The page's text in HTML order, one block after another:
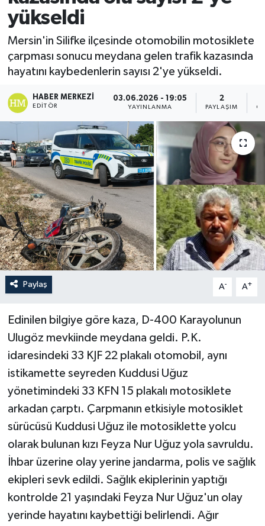
yükseldi
Mersin'in Silifke ilçesinde otomobilin motosiklete
çarpması sonucu meydana gelen trafik kazasında
hayatını kaybedenlerin sayısı 2'ye yükseldi.
HABER MERKEZI
EDITÖR
03.06.2026 - 19:05
YAYINLANMA
2
PAYLAŞIM
Paylaş A- A+
Edinilen bilgiye göre kaza, D-400 Karayolunun
Ulugöz mevkiinde meydana geldi. P.K.
idaresindeki 33 KJF 22 plakalı otomobil, aynı
istikamette seyreden Kuddusi Uğuz
yönetimindeki 33 KFN 15 plakalı motosiklete
arkadan çarptı. Çarpmanın etkisiyle motosiklet
sürücüsü Kuddusi Uğuz ile motosiklette yolcu
olarak bulunan kızı Feyza Nur Uğuz yola savruldu.
İhbar üzerine olay yerine jandarma, polis ve sağlık
ekipleri sevk edildi. Sağlık ekiplerinin yaptığı
kontrolde 21 yaşındaki Feyza Nur Uğuz'un olay
yerinde hayatını kaybettiği belirlendi. Ağır